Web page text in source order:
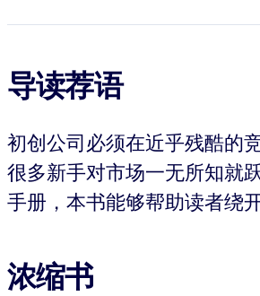
导读荐语
初创公司必须在近乎残酷的
很多新手对市场一无所知就
手册，本书能够帮助读者绕
浓缩书